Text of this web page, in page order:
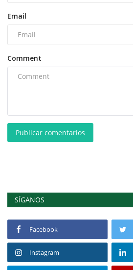
Email
Comment
Publicar comentarios
SÍGANOS
Facebook
Instagram